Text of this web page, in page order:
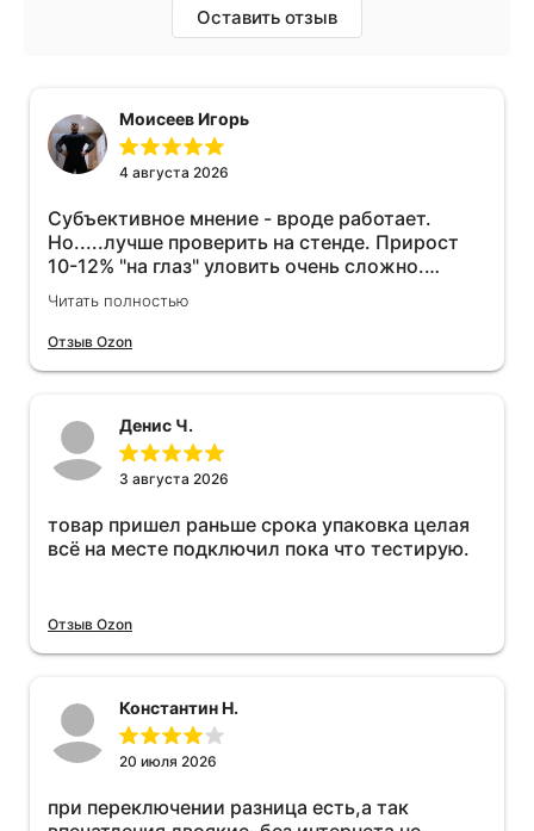
Оставить отзыв
Моисеев Игорь
4 августа 2026
Субъективное мнение - вроде работает.
Но.....лучше проверить на стенде. Прирост
10-12% "на глаз" уловить очень сложно.
Покатаюсь, потом отключу и посмотрю, что
будет 😁.
Читать полностью
Отзыв Ozon
Денис Ч.
3 августа 2026
товар пришел раньше срока упаковка целая
всё на месте подключил пока что тестирую.
Отзыв Ozon
Константин Н.
20 июля 2026
при переключении разница есть,а так